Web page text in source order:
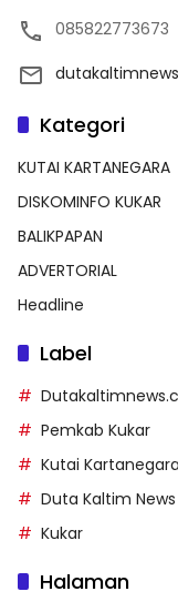
085822773673
Kategori
KUTAI KARTANEGARA
DISKOMINFO KUKAR
BALIKPAPAN
ADVERTORIAL
Headline
Label
Pemkab Kukar
Kutai Kartanegara
Duta Kaltim News
Kukar
Halaman